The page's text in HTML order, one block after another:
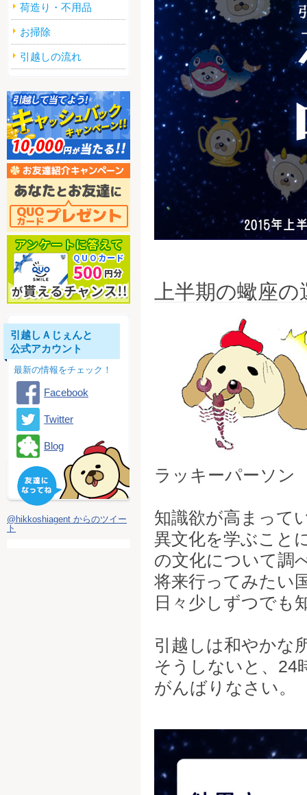
上半期の蠍座
ラッキーパーソ
知識欲が高まって
異文化を学ぶこと
の文化について調
将来行ってみたい
日々少しずつでも
そうしないと、24
がんばりなさい。
荷造り・不用品
お掃除
引越しの流れ
引越しＡじぇんと
公式アカウント
最新の情報をチェック！
Facebook
Twitter
Blog
@hikkoshiagent からのツイー
ト